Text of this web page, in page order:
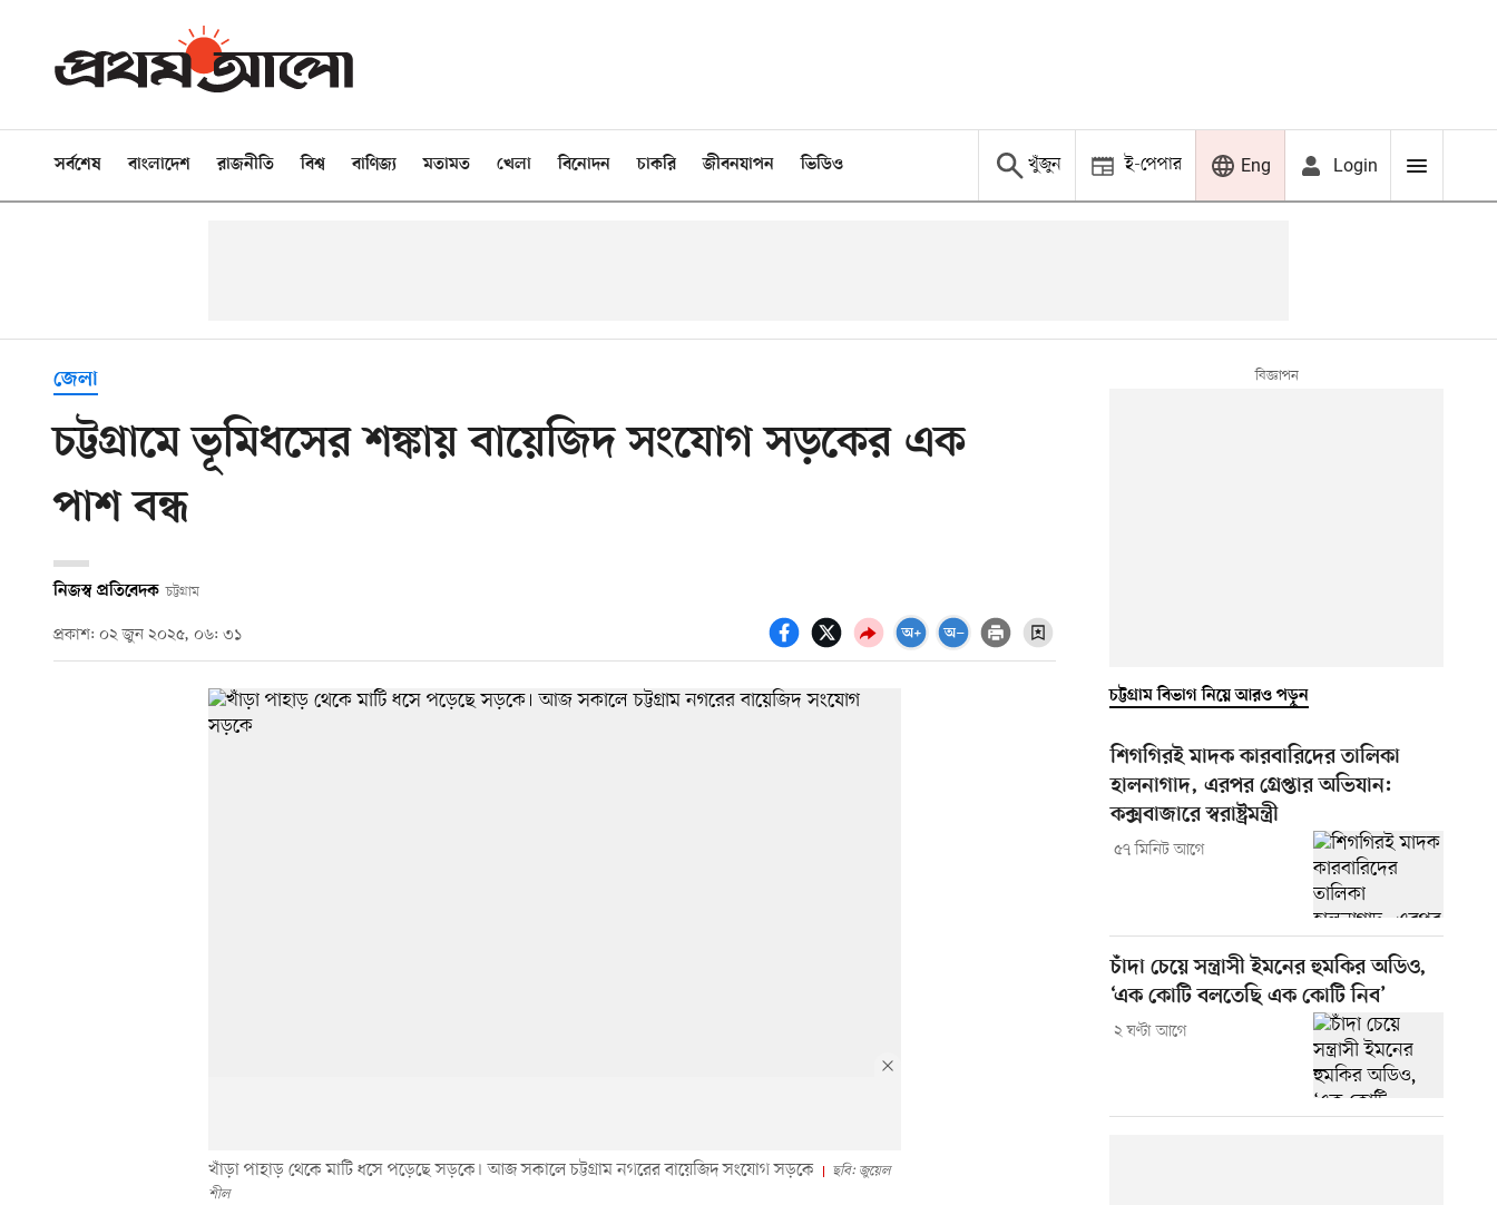
সর্বশেষ বাংলাদেশ রাজনীতি বিশ্ব বাণিজ্য মতামত খেলা বিনোদন চাকরি জীবনযাপন ভিডিও খুঁজুন ই-পেপার Eng Login
জেলা
চট্টগ্রামে ভূমিধসের শঙ্কায় বায়েজিদ সংযোগ সড়কের এক
পাশ বন্ধ
নিজস্ব প্রতিবেদক চট্টগ্রাম
প্রকাশ: ০২ জুন ২০২৫, ০৬: ৩১
খাঁড়া পাহাড় থেকে মাটি ধসে পড়েছে সড়কে। আজ সকালে চট্টগ্রাম নগরের বায়েজিদ সংযোগ সড়কে
ছবি: জুয়েল
শীল
চট্টগ্রাম বিভাগ নিয়ে আরও পড়ুন
শিগগিরই মাদক কারবারিদের তালিকা
হালনাগাদ, এরপর গ্রেপ্তার অভিযান:
কক্সবাজারে স্বরাষ্ট্রমন্ত্রী
৫৭ মিনিট আগে
চাঁদা চেয়ে সন্ত্রাসী ইমনের হুমকির অডিও,
‘এক কোটি বলতেছি এক কোটি নিব’
২ ঘণ্টা আগে